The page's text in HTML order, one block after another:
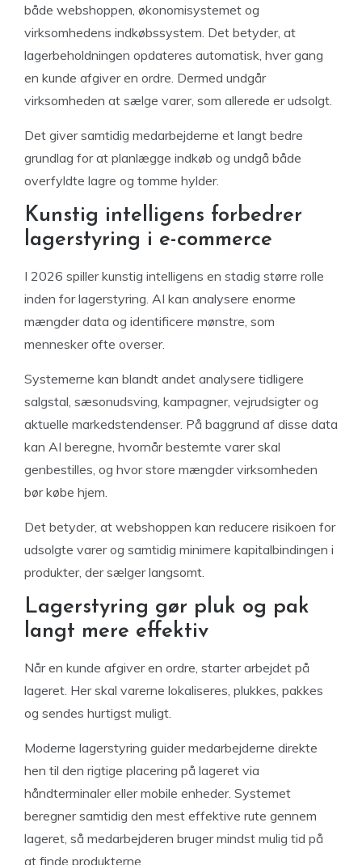
både webshoppen, økonomisystemet og
virksomhedens indkøbssystem. Det betyder, at
lagerbeholdningen opdateres automatisk, hver gang
en kunde afgiver en ordre. Dermed undgår
virksomheden at sælge varer, som allerede er udsolgt.
Det giver samtidig medarbejderne et langt bedre
grundlag for at planlægge indkøb og undgå både
overfyldte lagre og tomme hylder.
Kunstig intelligens forbedrer
lagerstyring i e-commerce
I 2026 spiller kunstig intelligens en stadig større rolle
inden for lagerstyring. AI kan analysere enorme
mængder data og identificere mønstre, som
mennesker ofte overser.
Systemerne kan blandt andet analysere tidligere
salgstal, sæsonudsving, kampagner, vejrudsigter og
aktuelle markedstendenser. På baggrund af disse data
kan AI beregne, hvornår bestemte varer skal
genbestilles, og hvor store mængder virksomheden
bør købe hjem.
Det betyder, at webshoppen kan reducere risikoen for
udsolgte varer og samtidig minimere kapitalbindingen i
produkter, der sælger langsomt.
Lagerstyring gør pluk og pak
langt mere effektiv
Når en kunde afgiver en ordre, starter arbejdet på
lageret. Her skal varerne lokaliseres, plukkes, pakkes
og sendes hurtigst muligt.
Moderne lagerstyring guider medarbejderne direkte
hen til den rigtige placering på lageret via
håndterminaler eller mobile enheder. Systemet
beregner samtidig den mest effektive rute gennem
lageret, så medarbejderen bruger mindst mulig tid på
at finde produkterne.